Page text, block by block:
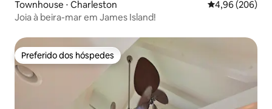
Townhouse ⋅ Charleston 4,96 de uma
4,96 (206)
Joia à beira-mar em James Island!
Preferido dos hóspedes
Preferido dos hóspedes